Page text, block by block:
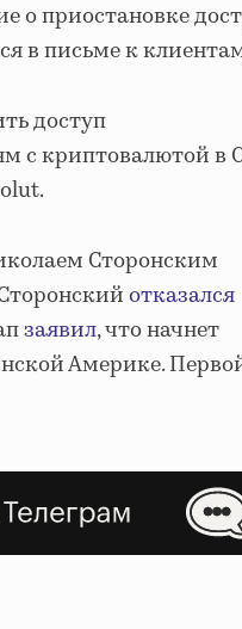
о приостановке
в письме к
доступ
с криптовалютой в
Сторонским
отказался
заявил, что начнет
Америке.